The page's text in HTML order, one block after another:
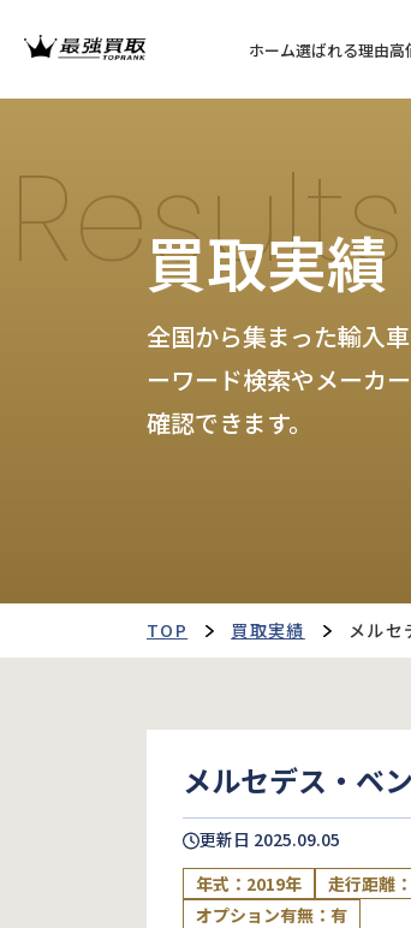
ホーム選ばれる理由高
Results
買取実績
全国から集まった輸入
ーワード検索やメーカ
確認できます。
TOP 買取実績 メルセ
メルセデス・ベ
更新日 2025.09.05
年式：2019年
走行距離
オプション有無：有